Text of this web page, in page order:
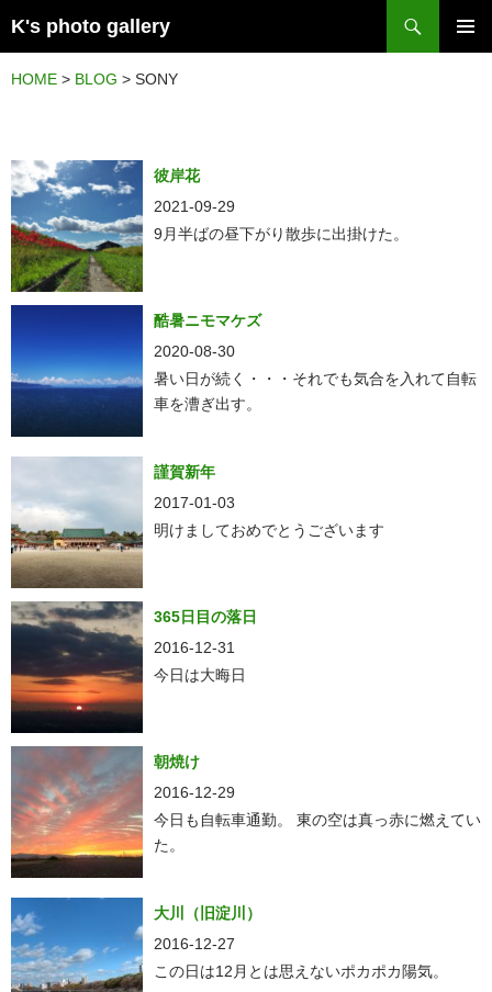
K's photo gallery
ン
ツ
へ
ス
キ
ッ
HOME > BLOG > SONY
彼岸花
2021-09-29
9月半ばの昼下がり散歩に出掛けた。
酷暑ニモマケズ
2020-08-30
暑い日が続く・・・それでも気合を入れて自転
車を漕ぎ出す。
謹賀新年
2017-01-03
明けましておめでとうございます
365日目の落日
2016-12-31
今日は大晦日
朝焼け
2016-12-29
今日も自転車通勤。 東の空は真っ赤に燃えてい
た。
大川（旧淀川）
2016-12-27
この日は12月とは思えないポカポカ陽気。